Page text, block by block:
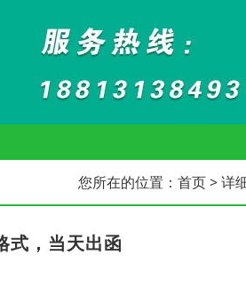
您所在的位置： 首页> 详
式，当天出函